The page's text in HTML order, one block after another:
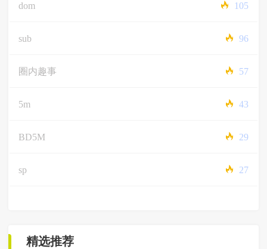
dom 105
sub 96
圈内趣事 57
5m 43
BD5M 29
sp 27
精选推荐